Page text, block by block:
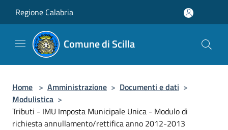
Regione Calabria
Comune di Scilla
Home > Amministrazione > Documenti e dati >
Modulistica >
Tributi - IMU Imposta Municipale Unica - Modulo di
richiesta annullamento/rettifica anno 2012-2013